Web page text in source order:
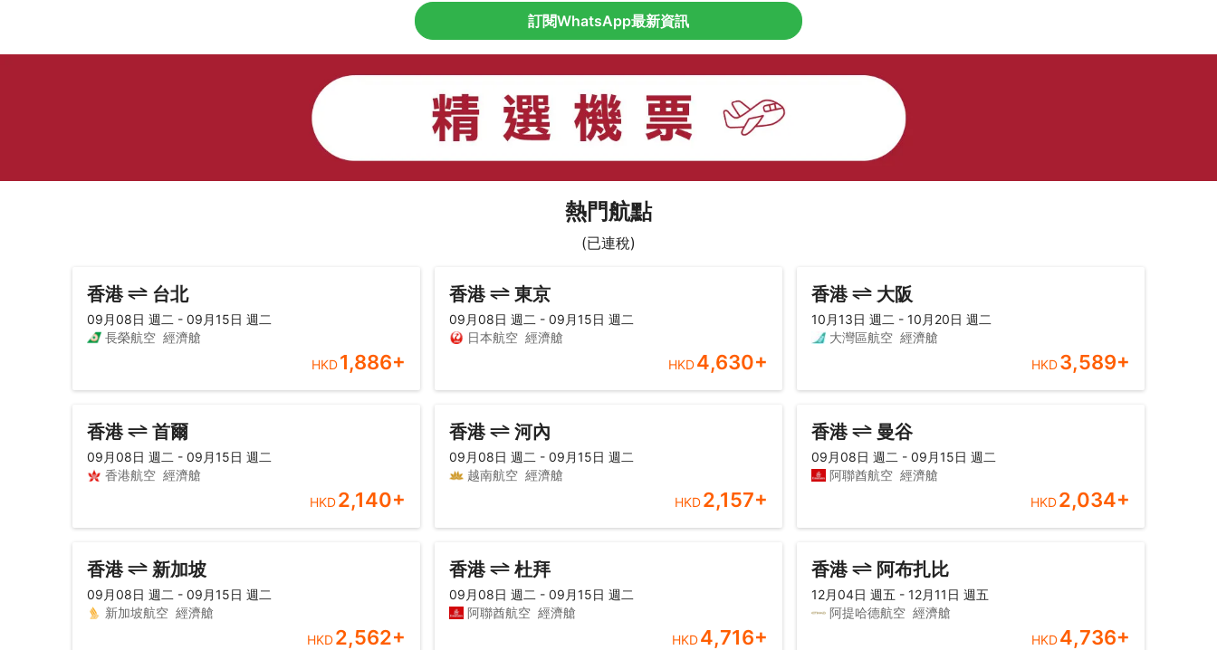
訂閱WhatsApp最新資訊
熱門航點
(已連稅)
香港 台北
09月08日 週二 - 09月15日 週二
長榮航空 經濟艙
HKD1,886+
香港 東京
09月08日 週二 - 09月15日 週二
日本航空 經濟艙
HKD4,630+
香港 大阪
10月13日 週二 - 10月20日 週二
大灣區航空 經濟艙
HKD3,589+
香港 首爾
09月08日 週二 - 09月15日 週二
香港航空 經濟艙
HKD2,140+
香港 河內
09月08日 週二 - 09月15日 週二
越南航空 經濟艙
HKD2,157+
香港 曼谷
09月08日 週二 - 09月15日 週二
阿聯酋航空 經濟艙
HKD2,034+
香港 新加坡
09月08日 週二 - 09月15日 週二
新加坡航空 經濟艙
HKD2,562+
香港 杜拜
09月08日 週二 - 09月15日 週二
阿聯酋航空 經濟艙
HKD4,716+
香港 阿布扎比
12月04日 週五 - 12月11日 週五
阿提哈德航空 經濟艙
HKD4,736+